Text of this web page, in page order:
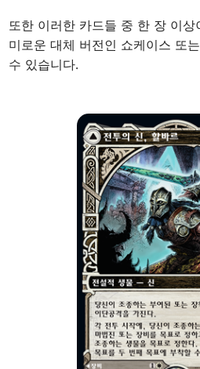
또한 이러한 카드들 중 한 장 이상
미로운 대체 버전인 쇼케이스 또
수 있습니다.